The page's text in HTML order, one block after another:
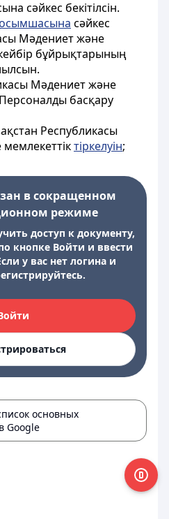
сәйкес бекітілсін.
сәйкес
Мәдениет және
бұйрықтарының
Мәдениет және
басқару
Республикасы
мемлекеттіктіркелуін;
в сокращенном
режиме
доступ к документу,
кнопке Войти и ввести
у вас нет логина и
основных
Google